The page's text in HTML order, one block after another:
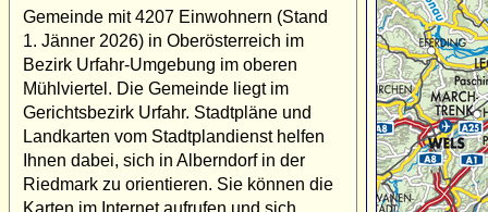
Gemeinde mit 4207 Einwohnern (Stand
1. Jänner 2026) in Oberösterreich im
Bezirk Urfahr-Umgebung im oberen
Mühlviertel. Die Gemeinde liegt im
Gerichtsbezirk Urfahr. Stadtpläne und
Landkarten vom Stadtplandienst helfen
Ihnen dabei, sich in Alberndorf in der
Riedmark zu orientieren. Sie können die
Karten im Internet aufrufen und sich